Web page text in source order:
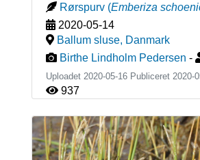
Rørspurv (Emberiza
2020-05-14
Ballum sluse, Danmark
Birthe Lindholm Pedersen -
Uploadet 2020-05-16 Publiceret 2020-
937